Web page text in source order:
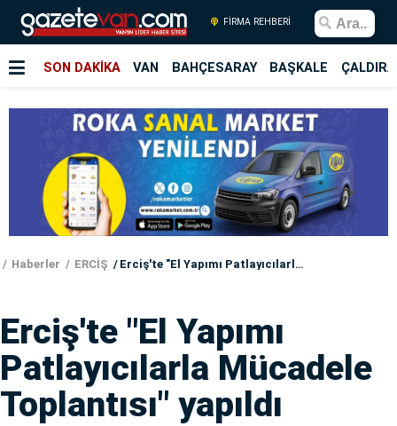
FİRMA REHBERİ
SON DAKİKA VAN BAHÇESARAY BAŞKALE
Haberler ERCİŞ Erciş'te "El Yapımı Patlayıcılarla Mücadele Toplantısı" yapıldı
Erciş'te "El Yapımı
Patlayıcılarla Mücadele
Toplantısı" yapıldı